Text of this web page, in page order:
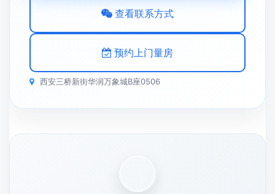
查看联系方式
预约上门量房
西安三桥新街华润万象城B座0506